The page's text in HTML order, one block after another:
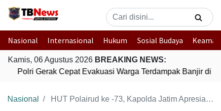
Nasional Internasional Hukum Sosial Budaya
Kamis, 06 Agustus 2026 BREAKING NEWS:
Polri Gerak Cepat Evakuasi Warga Terdampak Banjir di
Nasional HUT Polairud ke -73, Kapolda Jatim Apresiasi Keberhasilan Polairud